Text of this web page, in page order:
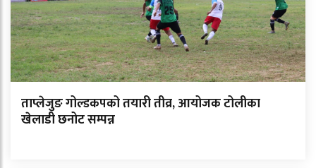
ताप्लेजुङ गोल्डकपको तयारी तीव्र, आयोजक टोलीका
खेलाडी छनोट सम्पन्न